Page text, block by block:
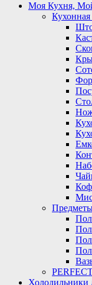
Моя Кухня,
Кухонная
Холодильники